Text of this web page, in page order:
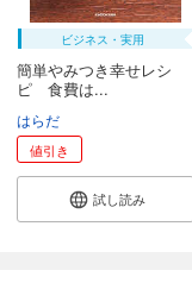
ビジネス・実用
簡単やみつき幸せレシ
ピ 食費は...
はらだ
値引き
試し読み